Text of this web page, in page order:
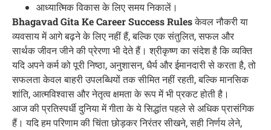
आध्यात्मिक विकास के लिए समय निकालें।
Bhagavad Gita Ke Career Success Rulesकेवल नौकरी या
व्यवसाय में आगे बढ़ने के लिए नहीं हैं, बल्कि एक संतुलित, सफल और
सार्थक जीवन जीने की प्रेरणा भी देते हैं। श्रीकृष्ण का संदेश है कि व्यक्ति
यदि अपने कर्म को पूरी निष्ठा, अनुशासन, धैर्य और ईमानदारी से करता है, तो
सफलता केवल बाहरी उपलब्धियों तक सीमित नहीं रहती, बल्कि मानसिक
शांति, आत्मविश्वास और नेतृत्व क्षमता के रूप में भी प्रकट होती है।
आज की प्रतिस्पर्धी दुनिया में गीता के ये सिद्धांत पहले से अधिक प्रासंगिक
हैं। यदि हम परिणाम की चिंता छोड़कर निरंतर सीखने, सही निर्णय लेने,